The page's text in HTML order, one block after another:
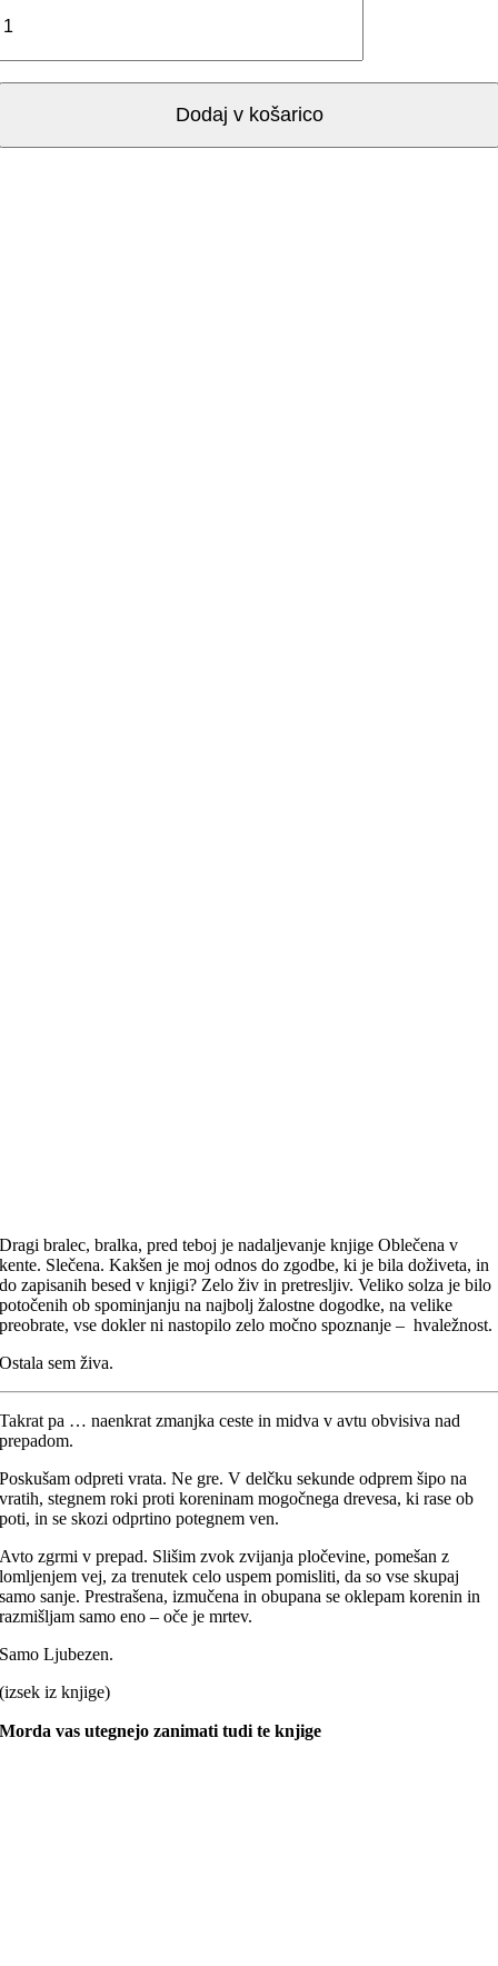
Dodaj v košarico
Dragi bralec, bralka, pred teboj je nadaljevanje knjige Oblečena v
kente. Slečena. Kakšen je moj odnos do zgodbe, ki je bila doživeta, in
do zapisanih besed v knjigi? Zelo živ in pretresljiv. Veliko solza je bilo
potočenih ob spominjanju na najbolj žalostne dogodke, na velike
preobrate, vse dokler ni nastopilo zelo močno spoznanje – hvaležnost.
Ostala sem živa.
Takrat pa … naenkrat zmanjka ceste in midva v avtu obvisiva nad
prepadom.
Poskušam odpreti vrata. Ne gre. V delčku sekunde odprem šipo na
vratih, stegnem roki proti koreninam mogočnega drevesa, ki rase ob
poti, in se skozi odprtino potegnem ven.
Avto zgrmi v prepad. Slišim zvok zvijanja pločevine, pomešan z
lomljenjem vej, za trenutek celo uspem pomisliti, da so vse skupaj
samo sanje. Prestrašena, izmučena in obupana se oklepam korenin in
razmišljam samo eno – oče je mrtev.
Samo Ljubezen.
(izsek iz knjige)
Morda vas utegnejo zanimati tudi te knjige